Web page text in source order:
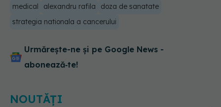
medical alexandru rafila
doza de sanatate
strategia nationala a cancerului
Urmărește-ne și pe Google News -
abonează‑te!
NOUTĂȚI